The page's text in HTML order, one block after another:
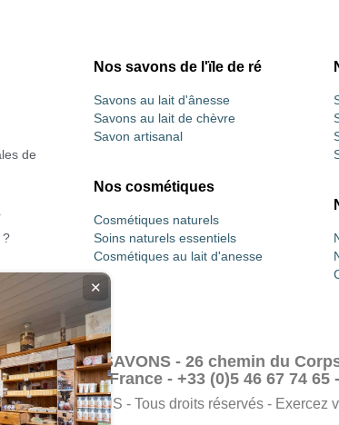
de
?
Nos savons de l'ïle de ré
Savons au lait d'ânesse
Savons au lait de chèvre
Savon artisanal
Nos cosmétiques
Cosmétiques naturels
Soins naturels essentiels
Cosmétiques au lait d'anesse
LOIX & SAVONS - 26 chemin du
- Ile de Ré - France - +33 (0)5 46 67 74 65
LOIX & SAVONS - Tous droits réservés - Exercez
✕